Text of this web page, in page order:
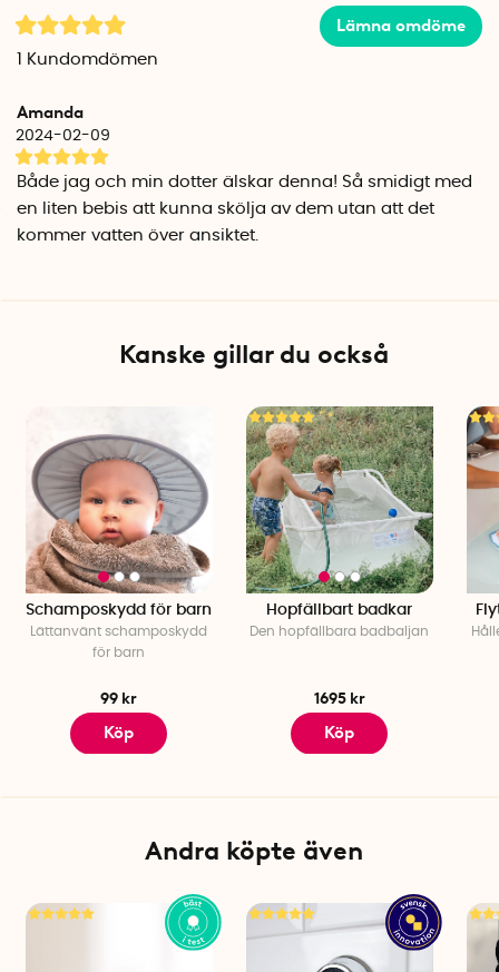
Längd: 70 cm
Antal per förpackning: 1
Lämpar sig för barn i åldern 0-24 månader
Lämna omdöme
Kundomdömen
Amanda
2024-02-09
Både jag och min dotter älskar denna! Så smidigt med
en liten bebis att kunna skölja av dem utan att det
kommer vatten över ansiktet.
Kanske gillar du också
Schamposkydd för barn
Lättanvänt schamposkydd
för barn
99 kr
Köp
Hopfällbart badkar
Den hopfällbara badbaljan
1695 kr
Köp
Andra köpte även